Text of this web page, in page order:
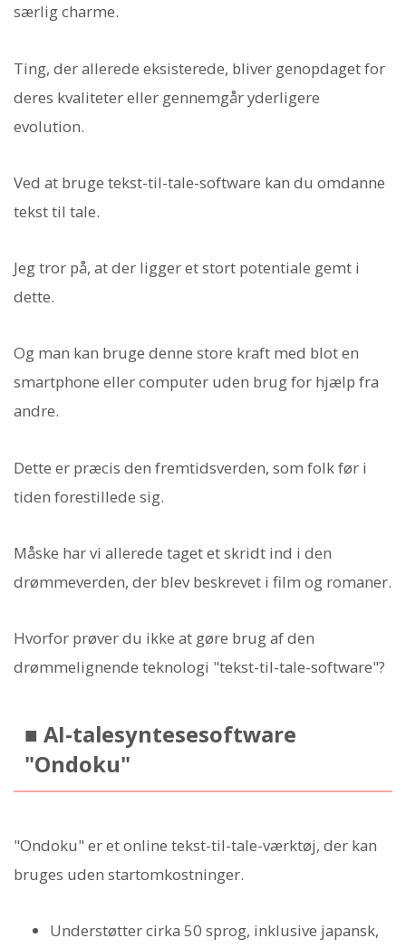
særlig charme.
Ting, der allerede eksisterede, bliver genopdaget for
deres kvaliteter eller gennemgår yderligere
evolution.
Ved at bruge tekst-til-tale-software kan du omdanne
tekst til tale.
Jeg tror på, at der ligger et stort potentiale gemt i
dette.
Og man kan bruge denne store kraft med blot en
smartphone eller computer uden brug for hjælp fra
andre.
Dette er præcis den fremtidsverden, som folk før i
tiden forestillede sig.
Måske har vi allerede taget et skridt ind i den
drømmeverden, der blev beskrevet i film og romaner.
Hvorfor prøver du ikke at gøre brug af den
drømmelignende teknologi "tekst-til-tale-software"?
■ AI-talesyntesesoftware
"Ondoku"
"Ondoku" er et online tekst-til-tale-værktøj, der kan
bruges uden startomkostninger.
Understøtter cirka 50 sprog, inklusive japansk,